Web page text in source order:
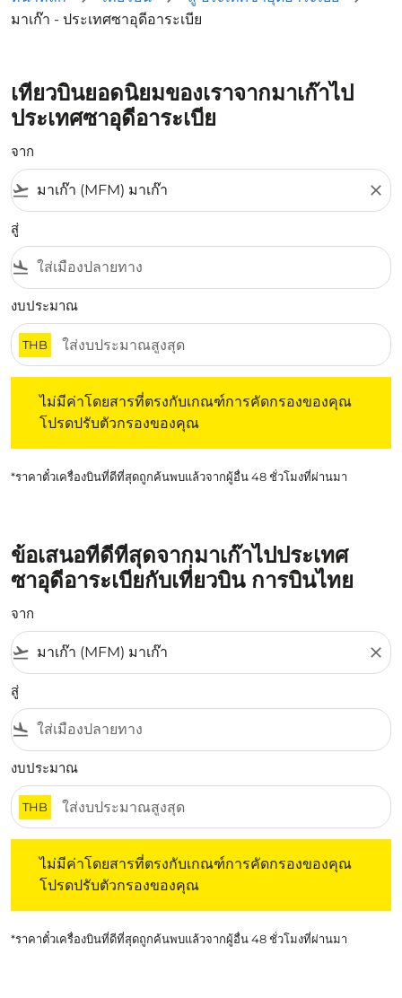
มาเก๊า - ประเทศซาอุดีอาระเบีย
เที่ยวบินยอดนิยมของเราจากมาเก๊าไป
ประเทศซาอุดีอาระเบีย
จาก
flight_takeoff close
สู่
flight_land
งบประมาณ
THB
ไม่มีค่าโดยสารที่ตรงกับเกณฑ์การคัดกรองของคุณ
โปรดปรับตัวกรองของคุณ
*ราคาตั๋วเครื่องบินที่ดีที่สุดถูกค้นพบแล้วจากผู้อื่น 48 ชั่วโมงที่ผ่านมา
ข้อเสนอที่ดีที่สุดจากมาเก๊าไปประเทศ
ซาอุดีอาระเบียกับเที่ยวบิน การบินไทย
จาก
flight_takeoff close
สู่
flight_land
งบประมาณ
THB
ไม่มีค่าโดยสารที่ตรงกับเกณฑ์การคัดกรองของคุณ
โปรดปรับตัวกรองของคุณ
*ราคาตั๋วเครื่องบินที่ดีที่สุดถูกค้นพบแล้วจากผู้อื่น 48 ชั่วโมงที่ผ่านมา